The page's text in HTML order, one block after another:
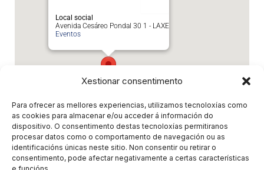
Xestionar consentimento
Para ofrecer as mellores experiencias, utilizamos tecnoloxías como
as cookies para almacenar e/ou acceder á información do
dispositivo. O consentimento destas tecnoloxías permitiranos
procesar datos como o comportamento de navegación ou as
identificacións únicas neste sitio. Non consentir ou retirar o
consentimento, pode afectar negativamente a certas características
Local social
Avenida Cesáreo Pondal 30 1 - LAXE
Eventos
Próximos eventos